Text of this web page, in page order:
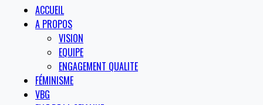
ACCUEIL
A PROPOS
VISION
EQUIPE
ENGAGEMENT QUALITE
FÉMINISME
VBG